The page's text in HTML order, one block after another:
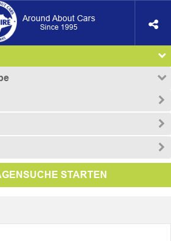
Around About Cars
Since 1995
STARTEN